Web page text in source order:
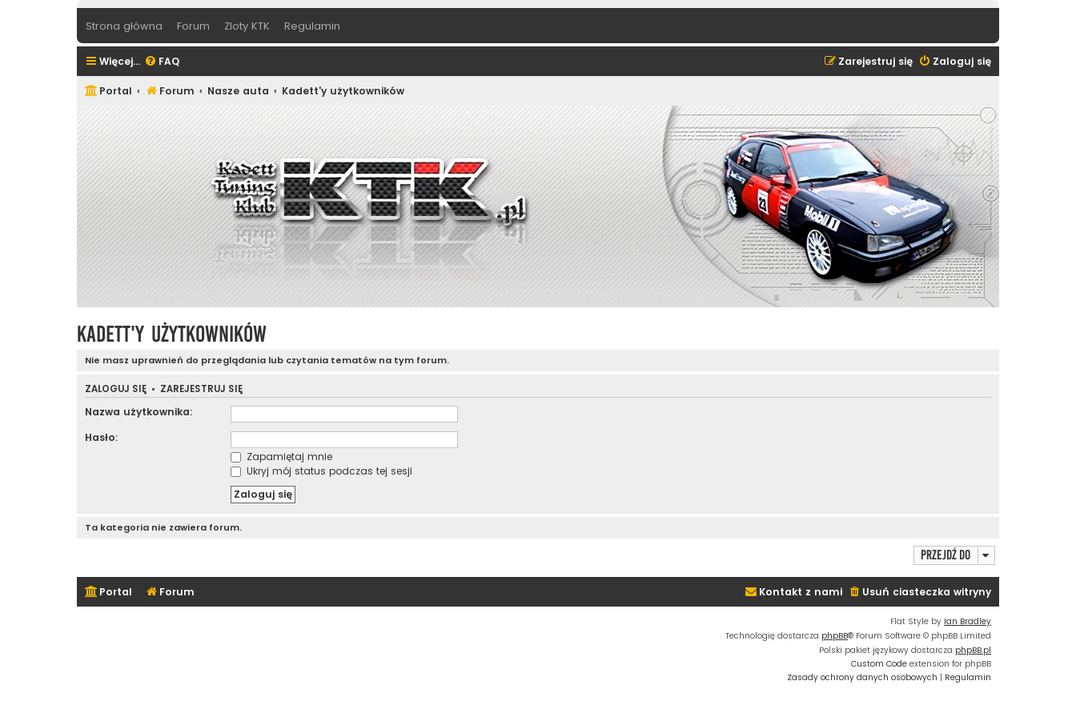
Strona główna Forum Zloty KTK Regulamin
Więcej… FAQ Zaloguj się
Zarejestruj się
Portal Forum Nasze auta Kadett'y użytkowników
Kadett'y użytkowników
Nie masz uprawnień do przeglądania lub czytania tematów na tym forum.
ZALOGUJ SIĘ • ZAREJESTRUJ SIĘ
Nazwa użytkownika:
Hasło:
Zapamiętaj mnie
Ukryj mój status podczas tej sesji
Ta kategoria nie zawiera forum.
Przejdź do
Portal Forum Usuń ciasteczka witryny
Kontakt z nami
Flat Style by Ian Bradley
Technologię dostarcza phpBB® Forum Software © phpBB Limited
Polski pakiet językowy dostarcza phpBB.pl
Custom Code extension for phpBB
Zasady ochrony danych osobowych | Regulamin